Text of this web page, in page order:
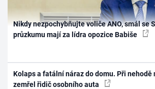
Nikdy nezpochybňujte voliče ANO, smál se
průzkumu mají za lídra opozice Babiše
Kolaps a fatální náraz do domu. Při nehodě
zemřel řidič osobního auta